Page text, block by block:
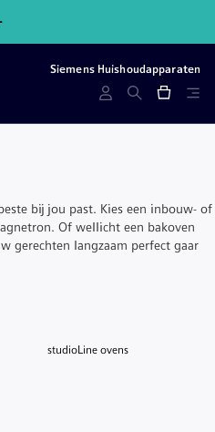
Siemens Huishoudapparaten
bij jou past. Kies een inbouw- of
Of wellicht een bakoven
gerechten langzaam perfect gaar
horizontaal als verticaal in de
en start je op afstand het
het beste bij jouw wensen past
studioLine ovens